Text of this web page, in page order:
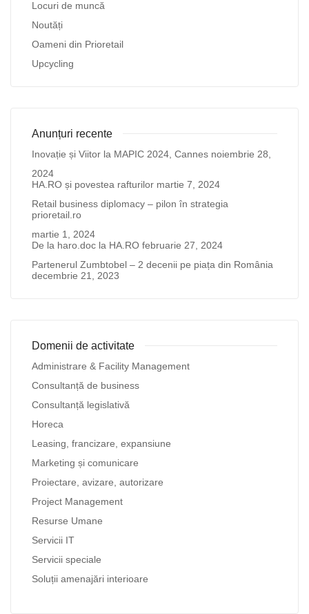
Locuri de muncă
Noutăți
Oameni din Prioretail
Upcycling
Anunțuri recente
Inovație și Viitor la MAPIC 2024, Cannes noiembrie 28,
2024
HA.RO și povestea rafturilor martie 7, 2024
Retail business diplomacy – pilon în strategia
prioretail.ro
martie 1, 2024
De la haro.doc la HA.RO februarie 27, 2024
Partenerul Zumbtobel – 2 decenii pe piața din România
decembrie 21, 2023
Domenii de activitate
Administrare & Facility Management
Consultanță de business
Consultanță legislativă
Horeca
Leasing, francizare, expansiune
Marketing și comunicare
Proiectare, avizare, autorizare
Project Management
Resurse Umane
Servicii IT
Servicii speciale
Soluții amenajări interioare